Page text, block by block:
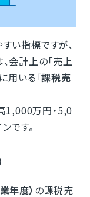
い指標ですが、
会計上の「売上
用いる「課税売
1,000万円・5,0
です。
年度） の課税売